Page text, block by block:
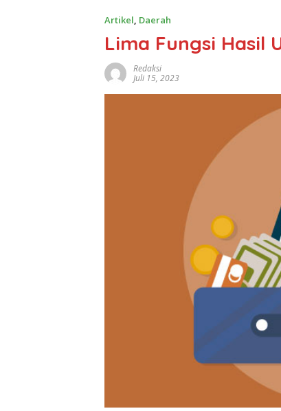
Artikel, Daerah
Lima Fungsi Hasil
Redaksi
Juli 15, 2023